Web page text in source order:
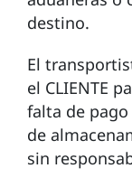
destino.
El
el CLIENTE
falta de
de
sin